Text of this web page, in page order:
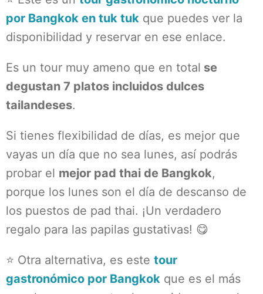
por Bangkok en tuk tuk que puedes ver la
disponibilidad y reservar en ese enlace.
Es un tour muy ameno que en total se
degustan 7 platos incluidos dulces
tailandeses.
Si tienes flexibilidad de días, es mejor que
vayas un día que no sea lunes, así podrás
probar el mejor pad thai de Bangkok,
porque los lunes son el día de descanso de
los puestos de pad thai. ¡Un verdadero
regalo para las papilas gustativas! 😋
⭐ Otra alternativa, es este tour
gastronómico por Bangkok que es el más